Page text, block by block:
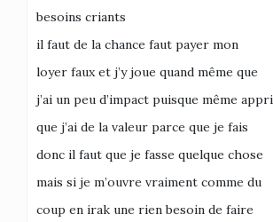
besoins criants
il faut de la chance faut payer mon
loyer faux et j’y joue quand même que
j’ai un peu d’impact puisque même
que j’ai de la valeur parce que je fais
donc il faut que je fasse quelque chose
mais si je m’ouvre vraiment comme du
coup en irak une rien besoin de faire